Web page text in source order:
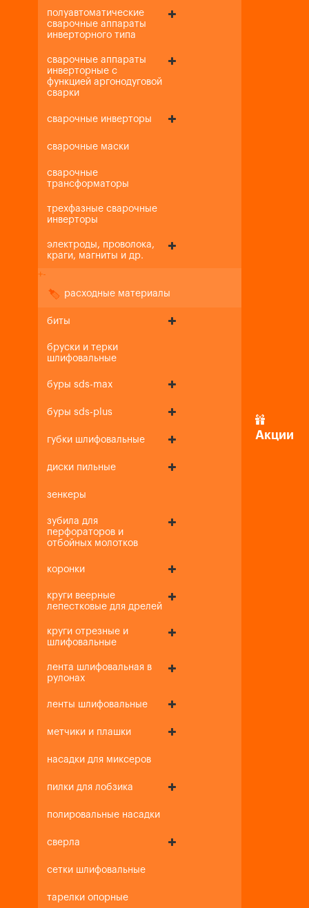
полуавтоматические
сварочные аппараты
инверторного типа
сварочные аппараты
инверторные с
функцией аргонодуговой
сварки
сварочные инверторы
сварочные маски
сварочные
трансформаторы
трехфазные сварочные
инверторы
электроды, проволока,
краги, магниты и др.
+-
расходные материалы
биты
бруски и терки
шлифовальные
буры sds-max
буры sds-plus
губки шлифовальные
диски пильные
зенкеры
зубила для
перфораторов и
отбойных молотков
коронки
круги веерные
лепестковые для дрелей
круги отрезные и
шлифовальные
лента шлифовальная в
рулонах
ленты шлифовальные
метчики и плашки
насадки для миксеров
пилки для лобзика
полировальные насадки
сверла
сетки шлифовальные
тарелки опорные
Акции